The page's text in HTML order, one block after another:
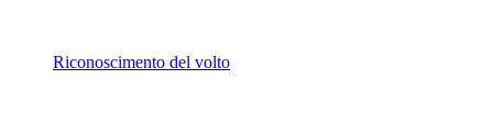
Riconoscimento del volto